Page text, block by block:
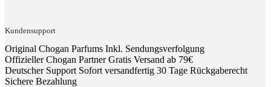
Kundensupport
Original Chogan Parfums Inkl. Sendungsverfolgung
Offizieller Chogan PartnerGratis Versand ab 79€
Deutscher Support Sofort versandfertig 30 Tage Rückgaberecht
Sichere Bezahlung